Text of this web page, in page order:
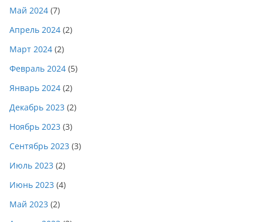
Май 2024 (7)
Апрель 2024 (2)
Март 2024 (2)
Февраль 2024 (5)
Январь 2024 (2)
Декабрь 2023 (2)
Ноябрь 2023 (3)
Сентябрь 2023 (3)
Июль 2023 (2)
Июнь 2023 (4)
Май 2023 (2)